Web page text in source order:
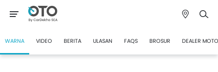
WARNA VIDEO BERITA ULASAN FAQS BROSUR DEALER